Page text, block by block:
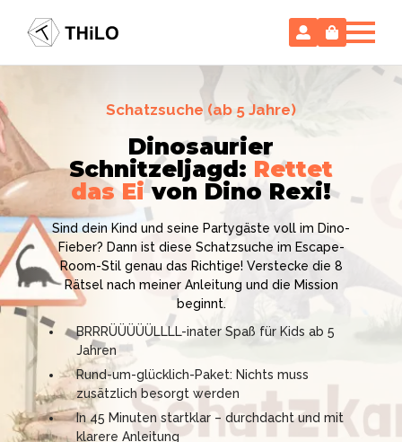
Hollywood-Action
Kinderzimmer
– ohne
Vorbereitungsstress!
Ich bin THiLO. "Dein SPIEGEL"-Bestseller-Autor und TV-
Profi ("1, 2 oder 3", "Siebenstein", "Sesamstraße", "Schloss
Einstein", "Bibi & Tina"). Entdecke meine 1000fach
bewährten Schatzsuchen und Escape Rooms zum
Sofort-Download.
Und natürlich meine Ebooks vom "Rostigen Robert" und
anderen Lieblingen.
Schatzsuche (ab 5 Jahre)
Dinosaurier
Schnitzeljagd: Rettet
das Ei von Dino Rexi!
Sind dein Kind und seine Partygäste voll im Dino-
Fieber? Dann ist diese Schatzsuche im Escape-
Room-Stil genau das Richtige! Verstecke die 8
Rätsel nach meiner Anleitung und die Mission
beginnt.
BRRRÜÜÜÜÜLLLL-inater Spaß für Kids ab 5
Jahren
Rund-um-glücklich-Paket: Nichts muss
zusätzlich besorgt werden
In 45 Minuten startklar – durchdacht und mit
klarere Anleitung
Escape Room (ab 8 oder 12 Jahre)
Locked-up Agents:
Labor des Virologen
Das gab es noch nie: Verwandele dein Zuhause in
ein High-Tech Labor! Unser 24-seitiges PDF enthält
alles: Mission, Agentenausweise, Rätsel und
Requisiten. Knackt den Fall in 90 Minuten! Die Welt
zählt auf euch!
Kniffliger Rätselspaß für 2 bis 6 Spieler ab 8
oder ab 12 Jahre
Professionelles PDF: Agentenausweise &
Rätsel inklusive
Sofort-Garantie: Nichts muss zusätzlich
gekauft werden